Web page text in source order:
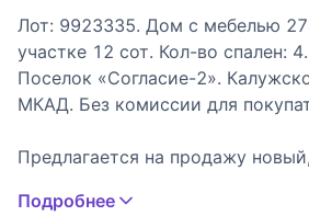
Лот: 9923335. Дом с мебелью
участке 12 cот. Кол-во спален:
Поселок «Согласие-2».
МКАД. Без комиссии для
Предлагается на продажу
площадь строений 346.2 кв. м, в
Подробнее